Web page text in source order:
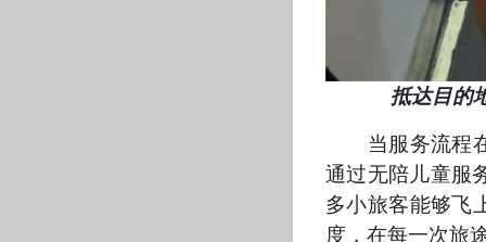
抵达目的地机
当服务流程在“
通过无陪儿童服
多小旅客能够飞
度，在每一次旅